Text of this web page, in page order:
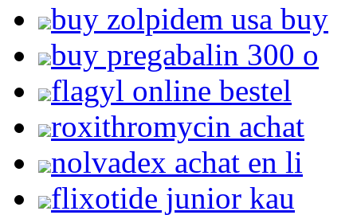
buy zolpidem usa buy
buy pregabalin 300 o
flagyl online bestel
roxithromycin achat
nolvadex achat en li
flixotide junior kau